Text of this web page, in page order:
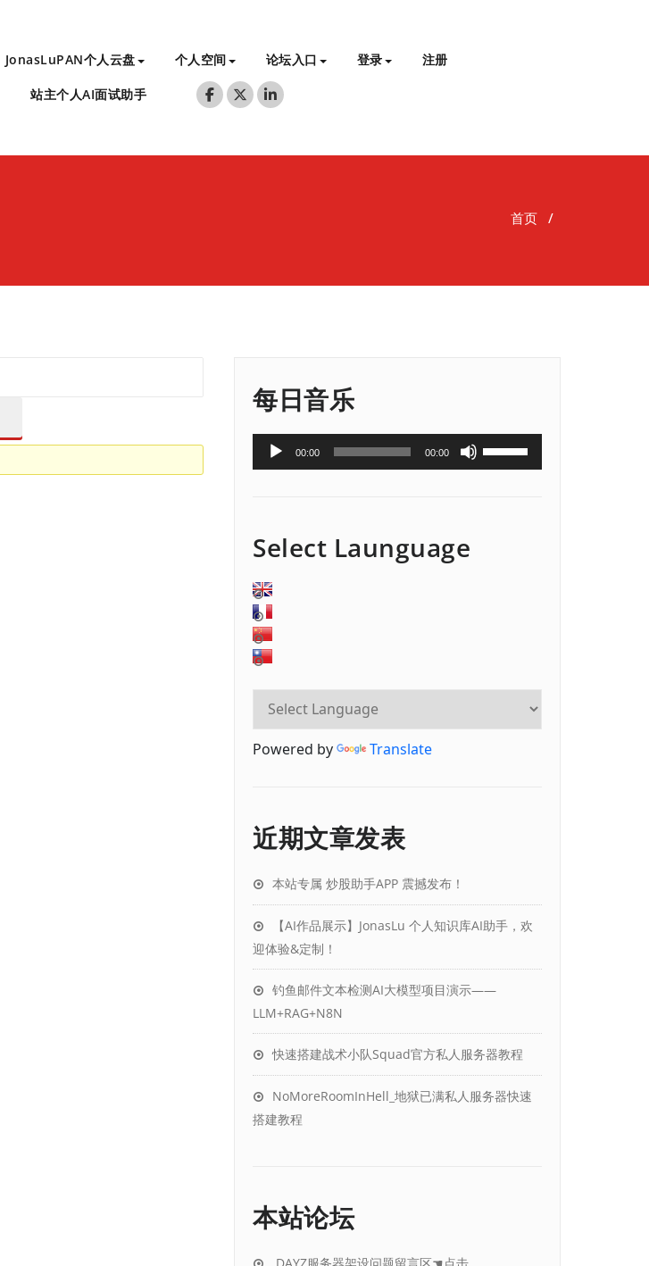
JonasLuPAN个人云盘 个人空间 论坛入口 登录 注册
站主个人AI面试助手
首页 /
每日音乐
频
00:00 00:00
Select Launguage
Powered by Translate
近期文章发表
本站专属 炒股助手APP 震撼发布！
【AI作品展示】JonasLu 个人知识库AI助手，欢
迎体验&定制！
钓鱼邮件文本检测AI大模型项目演示——
LLM+RAG+N8N
快速搭建战术小队Squad官方私人服务器教程
NoMoreRoomInHell_地狱已满私人服务器快速
搭建教程
本站论坛